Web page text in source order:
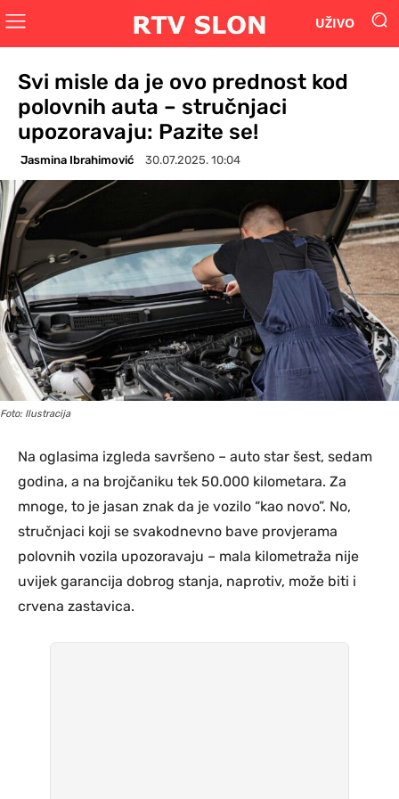
UŽIVO
Svi misle da je ovo prednost kod
polovnih auta – stručnjaci
upozoravaju: Pazite se!
Jasmina Ibrahimović 30.07.2025. 10:04
Foto: Ilustracija
Na oglasima izgleda savršeno – auto star šest, sedam
godina, a na brojčaniku tek 50.000 kilometara. Za
mnoge, to je jasan znak da je vozilo “kao novo”. No,
stručnjaci koji se svakodnevno bave provjerama
polovnih vozila upozoravaju – mala kilometraža nije
uvijek garancija dobrog stanja, naprotiv, može biti i
crvena zastavica.